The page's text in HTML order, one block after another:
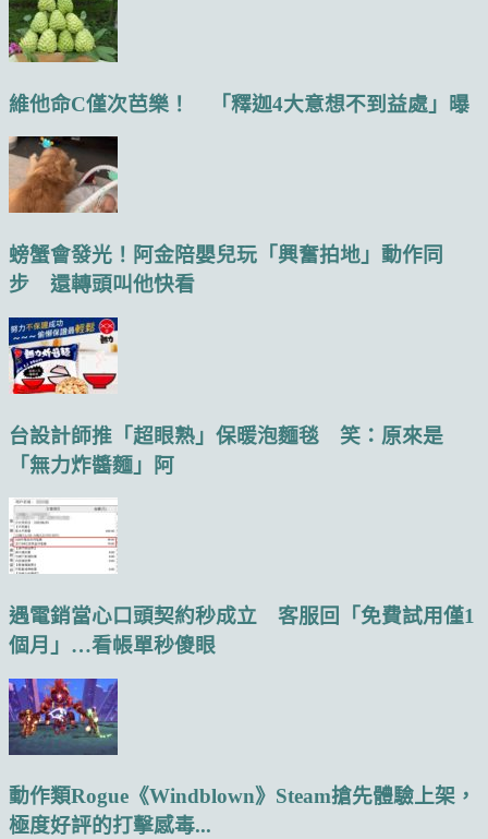
維他命C僅次芭樂！ 「釋迦4大意想不到益處」曝
螃蟹會發光！阿金陪嬰兒玩「興奮拍地」動作同
步 還轉頭叫他快看
台設計師推「超眼熟」保暖泡麵毯 笑：原來是
「無力炸醬麵」阿
遇電銷當心口頭契約秒成立 客服回「免費試用僅1
個月」…看帳單秒傻眼
動作類Rogue《Windblown》Steam搶先體驗上架，
極度好評的打擊感毒...